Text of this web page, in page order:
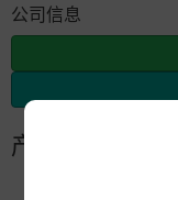
公司信息
产品参数